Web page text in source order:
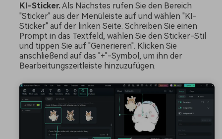
KI-Sticker.Als Nächstes rufen Sie den Bereich
"Sticker" aus der Menüleiste auf und wählen "KI-
Sticker" auf der linken Seite. Schreiben Sie einen
Prompt in das Textfeld, wählen Sie den Sticker-Stil
und tippen Sie auf "Generieren". Klicken Sie
anschließend auf das "+"-Symbol, um ihn der
Bearbeitungszeitleiste hinzuzufügen.